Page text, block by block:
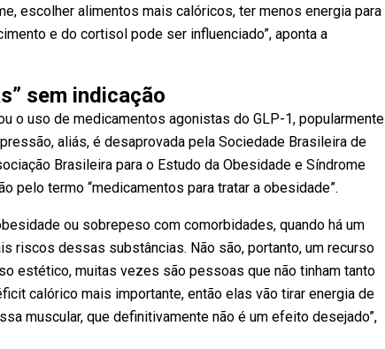
escolher alimentos mais calóricos, ter menos energia para
e do cortisol pode ser influenciado”, aponta a
sem indicação
o uso de medicamentos agonistas do GLP-1, popularmente
aliás, é desaprovada pela Sociedade Brasileira de
Brasileira para o Estudo da Obesidade e Síndrome
pelo termo “medicamentos para tratar a obesidade”.
ou sobrepeso com comorbidades, quando há um
riscos dessas substâncias. Não são, portanto, um recurso
estético, muitas vezes são pessoas que não tinham tanto
calórico mais importante, então elas vão tirar energia de
muscular, que definitivamente não é um efeito desejado”,